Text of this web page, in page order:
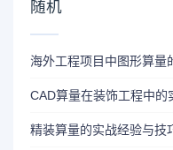
随机
海外工程项目中图形算量
CAD算量在装饰工程中的
精装算量的实战经验与技